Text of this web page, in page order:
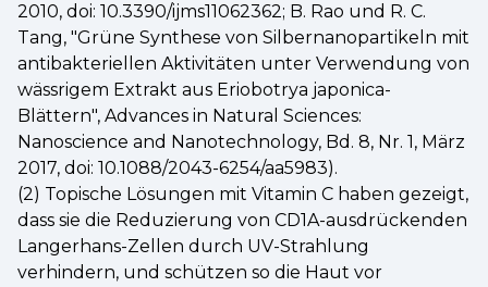
2010, doi: 10.3390/ijms11062362; B. Rao und R. C.
Tang, "Grüne Synthese von Silbernanopartikeln mit
antibakteriellen Aktivitäten unter Verwendung von
wässrigem Extrakt aus Eriobotrya japonica-
Blättern", Advances in Natural Sciences:
Nanoscience and Nanotechnology, Bd. 8, Nr. 1, März
2017, doi: 10.1088/2043-6254/aa5983).
(2) Topische Lösungen mit Vitamin C haben gezeigt,
dass sie die Reduzierung von CD1A-ausdrückenden
Langerhans-Zellen durch UV-Strahlung
verhindern, und schützen so die Haut vor